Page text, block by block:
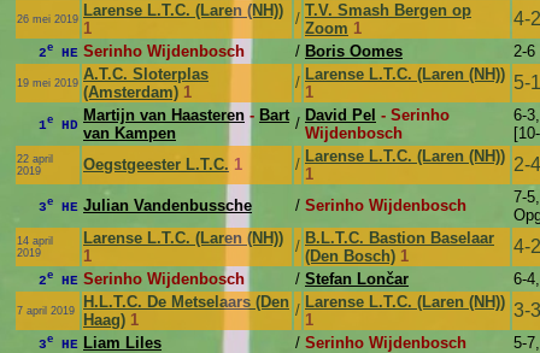
26 mei 2019 Larense L.T.C. (Laren (NH))
1
/ T.V. Smash Bergen op
Zoom 1 4-2
2e HE Serinho Wijdenbosch / Boris Oomes 2-6
19 mei 2019 A.T.C. Sloterplas
(Amsterdam) 1
/ Larense L.T.C. (Laren (NH))
1
5-1
1e HD
Martijn van Haasteren - Bart
van Kampen
/ David Pel - Serinho
Wijdenbosch
6-
22 april
2019
Oegstgeester L.T.C. 1 / Larense L.T.C. (Laren (NH))
1
2-4
3e HE Julian Vandenbussche / Serinho Wijdenbosch
7-
14 april
2019
Larense L.T.C. (Laren (NH))
1
/ B.L.T.C. Bastion Baselaar
(Den Bosch) 1 4-2
2e HE Serinho Wijdenbosch / Stefan Lončar 6-
7 april 2019
H.L.T.C. De Metselaars (Den
Haag) 1
/ Larense L.T.C. (Laren (NH))
1
3-3
3e HE Liam Liles / Serinho Wijdenbosch 5-